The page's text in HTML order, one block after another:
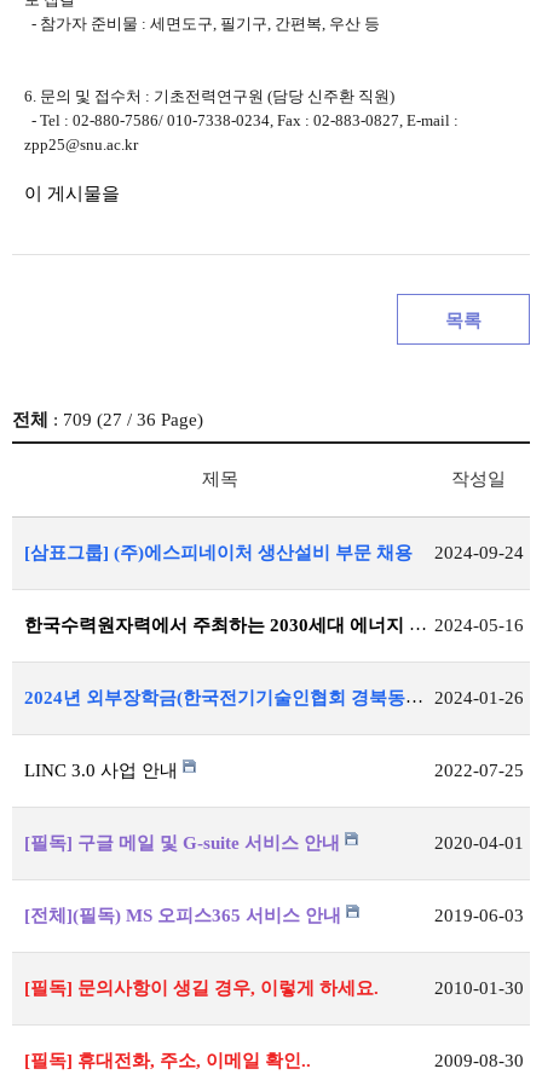
- 참가자 준비물 : 세면도구, 필기구, 간편복, 우산 등
6. 문의 및 접수처 : 기초전력연구원 (담당 신주환 직원)
- Tel : 02-880-7586/ 010-7338-0234, Fax : 02-883-0827, E-mail :
zpp25@snu.ac.kr
이 게시물을
목록
전체 : 709 (27 / 36 Page)
제목 작성일
[삼표그룹] (주)에스피네이처 생산설비 부문 채용 2024-09-24
한국수력원자력에서 주최하는 2030세대 에너지 리더 캠프 신청 안내 2024-05-16
2024년 외부장학금(한국전기기술인협회 경북동도회) 공지 2024-01-26
LINC 3.0 사업 안내 2022-07-25
[필독] 구글 메일 및 G-suite 서비스 안내 2020-04-01
[전체](필독) MS 오피스365 서비스 안내 2019-06-03
[필독] 문의사항이 생길 경우, 이렇게 하세요. 2010-01-30
[필독] 휴대전화, 주소, 이메일 확인.. 2009-08-30